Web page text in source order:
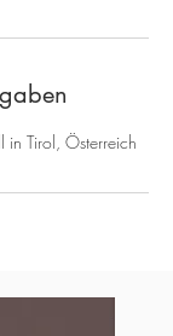
Tirol, Österreich